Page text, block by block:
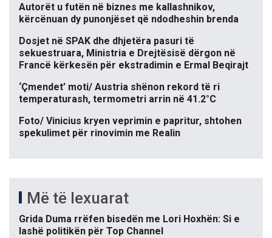
Autorët u futën në biznes me kallashnikov,
kërcënuan dy punonjëset që ndodheshin brenda
Dosjet në SPAK dhe dhjetëra pasuri të
sekuestruara, Ministria e Drejtësisë dërgon në
Francë kërkesën për ekstradimin e Ermal Beqirajt
‘Çmendet’ moti/ Austria shënon rekord të ri
temperaturash, termometri arrin në 41.2°C
Foto/ Vinicius kryen veprimin e papritur, shtohen
spekulimet për rinovimin me Realin
Më të lexuarat
Grida Duma rrëfen bisedën me Lori Hoxhën: Si e
lashë politikën për Top Channel